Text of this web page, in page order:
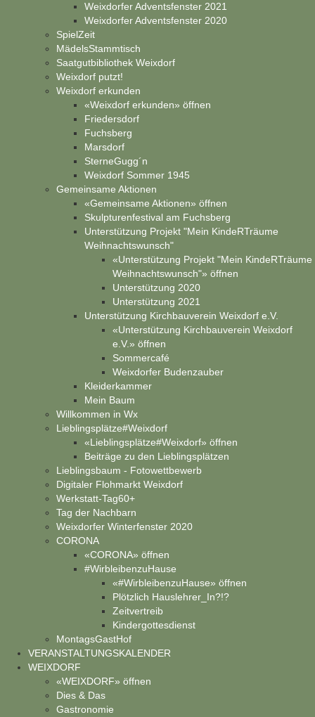
Weixdorfer Adventsfenster 2021
Weixdorfer Adventsfenster 2020
SpielZeit
MädelsStammtisch
Saatgutbibliothek Weixdorf
Weixdorf putzt!
Weixdorf erkunden
«Weixdorf erkunden» öffnen
Friedersdorf
Fuchsberg
Marsdorf
SterneGugg´n
Weixdorf Sommer 1945
Gemeinsame Aktionen
«Gemeinsame Aktionen» öffnen
Skulpturenfestival am Fuchsberg
Unterstützung Projekt "Mein KindeRTräume
Weihnachtswunsch"
«Unterstützung Projekt "Mein KindeRTräume
Weihnachtswunsch"» öffnen
Unterstützung 2020
Unterstützung 2021
Unterstützung Kirchbauverein Weixdorf e.V.
«Unterstützung Kirchbauverein Weixdorf
e.V.» öffnen
Sommercafé
Weixdorfer Budenzauber
Kleiderkammer
Mein Baum
Willkommen in Wx
Lieblingsplätze#Weixdorf
«Lieblingsplätze#Weixdorf» öffnen
Beiträge zu den Lieblingsplätzen
Lieblingsbaum - Fotowettbewerb
Digitaler Flohmarkt Weixdorf
Werkstatt-Tag60+
Tag der Nachbarn
Weixdorfer Winterfenster 2020
CORONA
«CORONA» öffnen
#WirbleibenzuHause
«#WirbleibenzuHause» öffnen
Plötzlich Hauslehrer_In?!?
Zeitvertreib
Kindergottesdienst
MontagsGastHof
VERANSTALTUNGSKALENDER
WEIXDORF
«WEIXDORF» öffnen
Dies & Das
Gastronomie